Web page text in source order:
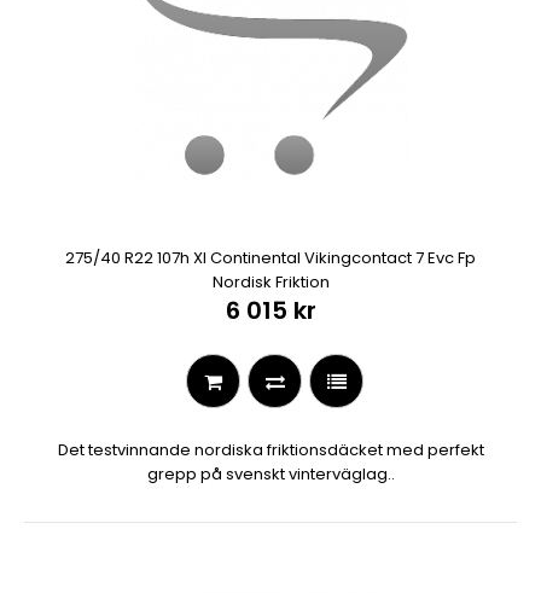
275/40 R22 107h Xl Continental Vikingcontact 7 Evc Fp
Nordisk Friktion
6 015 kr
Det testvinnande nordiska friktionsdäcket med perfekt
grepp på svenskt vinterväglag..